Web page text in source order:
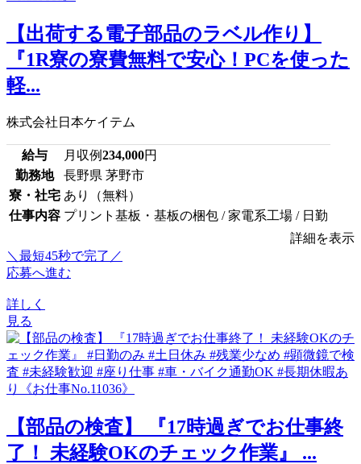
【出荷する電子部品のラベル作り】
『1R寮の寮費無料で安心！PCを使った
軽...
株式会社日本ケイテム
給与 月収例234,000円
勤務地
長野県 茅野市
寮・社宅 あり（無料）
仕事内容 プリント基板・基板の梱包 / 家電系工場 / 日勤
詳細を表示
＼最短45秒で完了／
応募へ進む
詳しく
見る
【部品の検査】 『17時過ぎでお仕事終
了！ 未経験OKのチェック作業』 ...